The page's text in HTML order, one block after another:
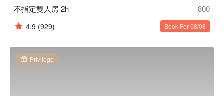
不指定雙人房 2h
800
4.9 (929) Book For 08/08
Privilege